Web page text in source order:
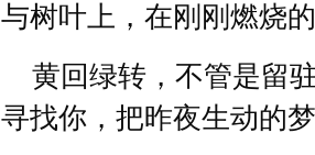
与树叶上，在刚刚燃烧
黄回绿转，不管是留
寻找你，把昨夜生动的